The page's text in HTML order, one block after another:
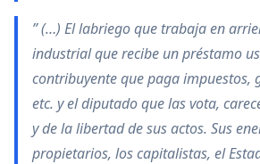
” (…) El labriego que trabaja en
industrial que recibe un préstamo
contribuyente que paga impuestos,
etc. y el diputado que las vota,
y de la libertad de sus actos. Sus
propietarios, los capitalistas, el